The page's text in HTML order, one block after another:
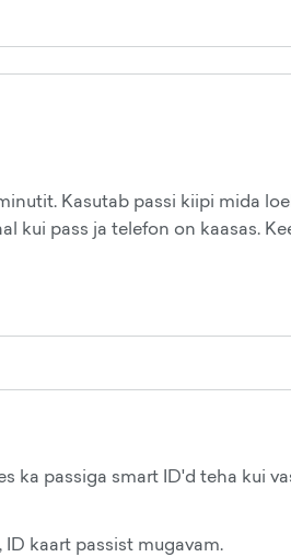
Kasutab passi kiipi mida
kui pass ja telefon on kaasas.
ka passiga smart ID'd teha kui
kaart passist mugavam.